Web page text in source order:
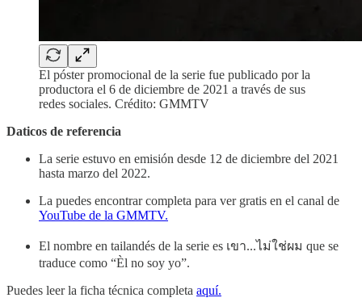
El póster promocional de la serie fue publicado por la
productora el 6 de diciembre de 2021 a través de sus
redes sociales. Crédito: GMMTV
Daticos de referencia
La serie estuvo en emisión desde 12 de diciembre del 2021
hasta marzo del 2022.
La puedes encontrar completa para ver gratis en el canal de
YouTube de la GMMTV.
El nombre en tailandés de la serie es เขา...ไม่ใช่ผม que se
traduce como “Èl no soy yo”.
Puedes leer la ficha técnica completa aquí.